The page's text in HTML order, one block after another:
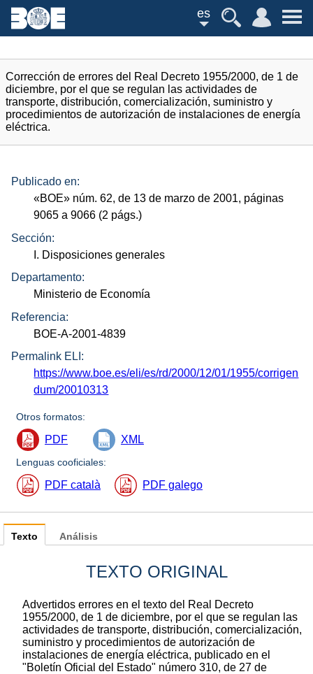
es
Corrección de errores del Real Decreto 1955/2000, de 1 de
diciembre, por el que se regulan las actividades de
transporte, distribución, comercialización, suministro y
procedimientos de autorización de instalaciones de energía
eléctrica.
Publicado en:
«BOE» núm. 62, de 13 de marzo de 2001, páginas
9065 a 9066 (2 págs.)
Sección:
I. Disposiciones generales
Departamento:
Ministerio de Economía
Referencia:
BOE-A-2001-4839
Permalink ELI:
https://www.boe.es/eli/es/rd/2000/12/01/1955/corrigen
dum/20010313
Otros formatos:
PDF XML
Lenguas cooficiales:
PDF català PDF galego
Texto
TEXTO ORIGINAL
Advertidos errores en el texto del Real Decreto
1955/2000, de 1 de diciembre, por el que se regulan las
actividades de transporte, distribución, comercialización,
suministro y procedimientos de autorización de
instalaciones de energía eléctrica, publicado en el
"Boletín Oficial del Estado" número 310, de 27 de
Análisis